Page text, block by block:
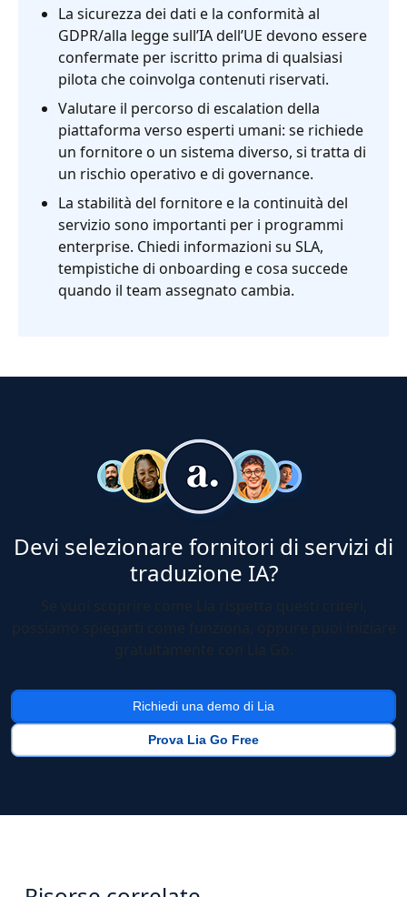
La sicurezza dei dati e la conformità al
GDPR/alla legge sull’IA dell’UE devono essere
confermate per iscritto prima di qualsiasi
pilota che coinvolga contenuti riservati.
Valutare il percorso di escalation della
piattaforma verso esperti umani: se richiede
un fornitore o un sistema diverso, si tratta di
un rischio operativo e di governance.
La stabilità del fornitore e la continuità del
servizio sono importanti per i programmi
enterprise. Chiedi informazioni su SLA,
tempistiche di onboarding e cosa succede
quando il team assegnato cambia.
Devi selezionare fornitori di servizi di
traduzione IA?
Richiedi una demo di Lia
Prova Lia Go Free